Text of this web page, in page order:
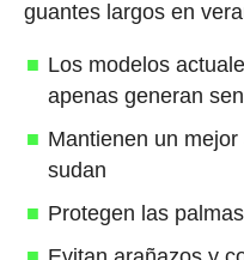
guantes largos en
Los modelos
apenas generan
Mantienen un
sudan
Protegen las